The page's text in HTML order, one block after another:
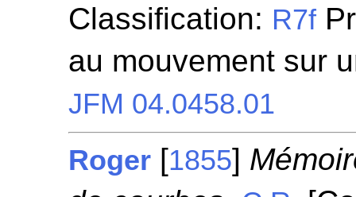
Classification: R7f
au mouvement sur
JFM 04.0458.01
Roger [1855]